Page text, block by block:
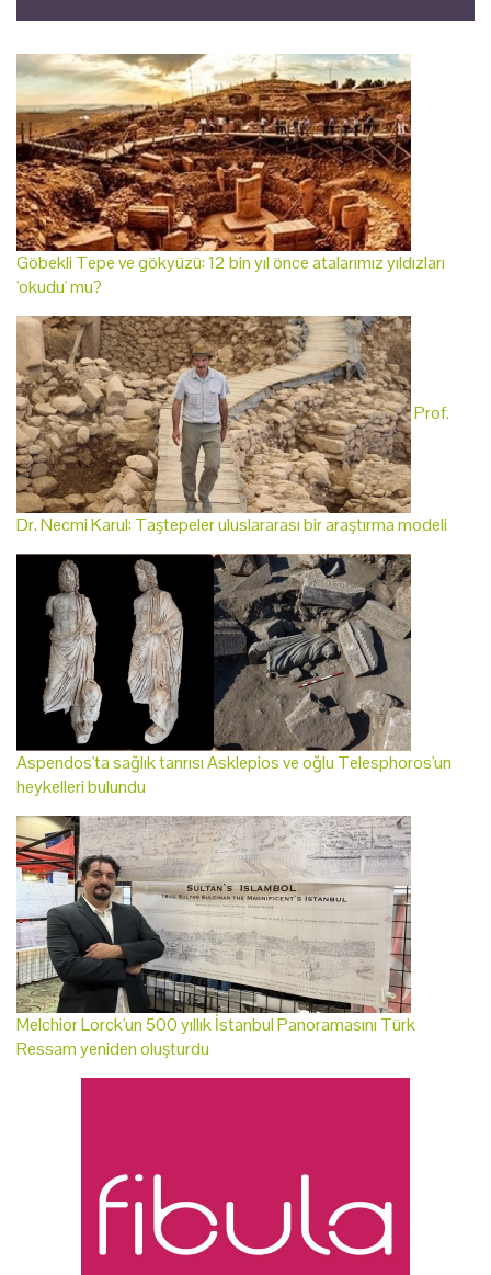
Göbekli Tepe ve gökyüzü: 12 bin yıl önce atalarımız yıldızları
'okudu' mu?
Prof.
Dr. Necmi Karul: Taştepeler uluslararası bir araştırma modeli
Aspendos'ta sağlık tanrısı Asklepios ve oğlu Telesphoros'un
heykelleri bulundu
Melchior Lorck'un 500 yıllık İstanbul Panoramasını Türk
Ressam yeniden oluşturdu